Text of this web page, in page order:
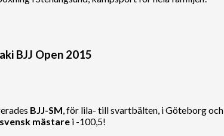
BJJ Open 2015
BJJ-SM, för lila- till svartbälten, i Göteborg och
svensk mästare i -100,5!